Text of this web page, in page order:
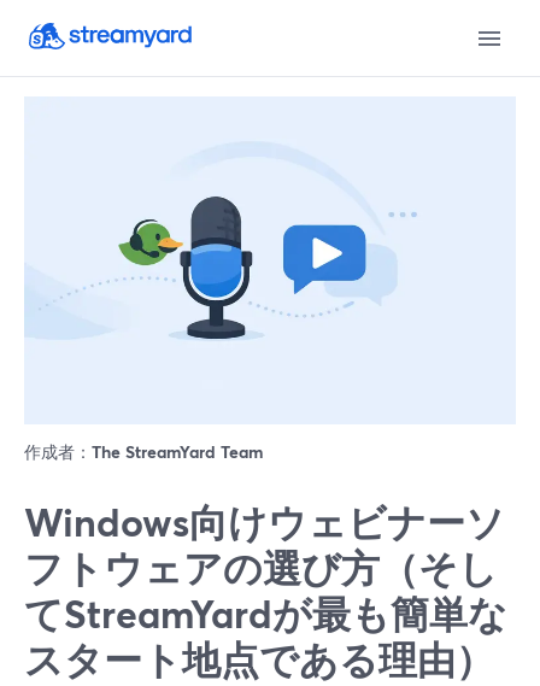
作成者： The StreamYard Team
Windows向けウェビナーソ
フトウェアの選び方（そし
てStreamYardが最も簡単な
スタート地点である理由）